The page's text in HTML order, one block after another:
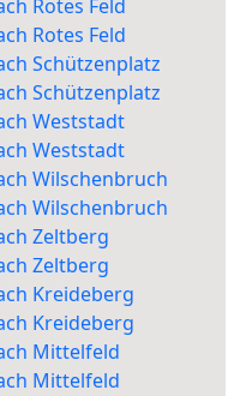
Rotes Feld
Rotes Feld
Schützenplatz
Schützenplatz
Weststadt
Weststadt
Wilschenbruch
Wilschenbruch
Zeltberg
Zeltberg
Kreideberg
Kreideberg
Mittelfeld
Mittelfeld